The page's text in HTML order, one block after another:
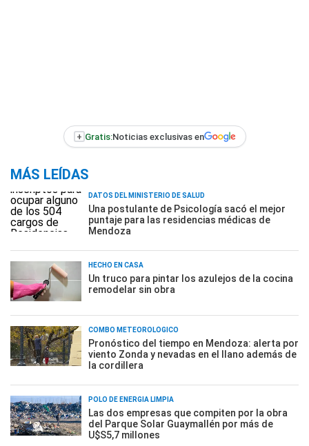
+ Gratis:Noticias exclusivas en
MÁS LEÍDAS
DATOS DEL MINISTERIO DE SALUD
Una postulante de Psicología sacó el mejor
puntaje para las residencias médicas de
Mendoza
HECHO EN CASA
Un truco para pintar los azulejos de la cocina
remodelar sin obra
COMBO METEOROLÓGICO
Pronóstico del tiempo en Mendoza: alerta por
viento Zonda y nevadas en el llano además de
la cordillera
POLO DE ENERGÍA LIMPIA
Las dos empresas que compiten por la obra
del Parque Solar Guaymallén por más de
U$S5,7 millones